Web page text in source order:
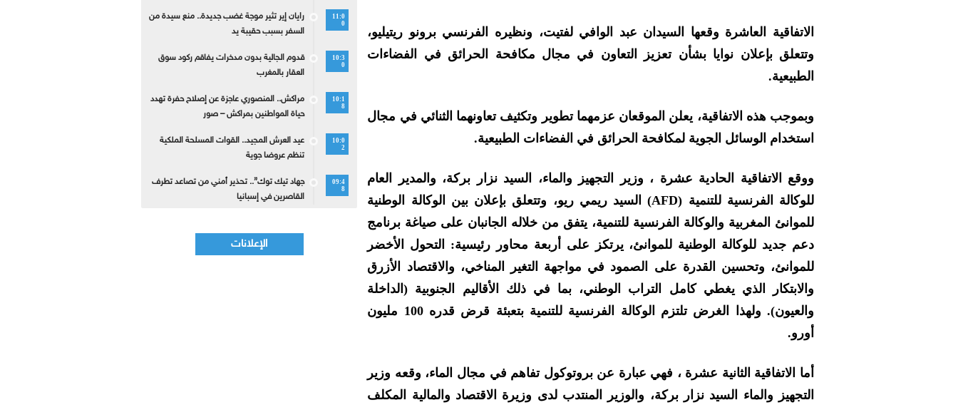
الاتفاقية العاشرة وقعها السيدان عبد الوافي لفتيت، ونظيره الفرنسي برونو ريتيليو،
وتتعلق بإعلان نوايا بشأن تعزيز التعاون في مجال مكافحة الحرائق في الفضاءات
الطبيعية.
وبموجب هذه الاتفاقية، يعلن الموقعان عزمهما تطوير وتكثيف تعاونهما الثنائي في مجال
استخدام الوسائل الجوية لمكافحة الحرائق في الفضاءات الطبيعية.
ووقع الاتفاقية الحادية عشرة ، وزير التجهيز والماء، السيد نزار بركة، والمدير العام
للوكالة الفرنسية للتنمية (AFD)‏ السيد ريمي ريو، وتتعلق بإعلان بين الوكالة الوطنية
للموانئ المغربية والوكالة الفرنسية للتنمية، يتفق من خلاله الجانبان على صياغة برنامج
دعم جديد للوكالة الوطنية للموانئ، يرتكز على أربعة محاور رئيسية: التحول الأخضر
للموانئ، وتحسين القدرة على الصمود في مواجهة التغير المناخي، والاقتصاد الأزرق
والابتكار الذي يغطي كامل التراب الوطني، بما في ذلك الأقاليم الجنوبية (الداخلة
والعيون). ولهذا الغرض تلتزم الوكالة الفرنسية للتنمية بتعبئة قرض قدره 100 مليون
أورو.
أما الاتفاقية الثانية عشرة ، فهي عبارة عن بروتوكول تفاهم في مجال الماء، وقعه وزير
التجهيز والماء السيد نزار بركة، والوزير المنتدب لدى وزيرة الاقتصاد والمالية المكلف
11:0
0
رايان إير تثير موجة غضب جديدة.. منع سيدة من
السفر بسبب حقيبة يد
10:3
0
قدوم الجالية بدون مدخرات يفاقم ركود سوق
العقار بالمغرب
10:1
8
مراكش.. المنصوري عاجزة عن إصلاح حفرة تهدد
حياة المواطنين بمراكش – صور
10:0
2
عيد العرش المجيد.. القوات المسلحة الملكية
تنظم عروضا جوية
09:4
8
جهاد تيك توك”.. تحذير أمني من تصاعد تطرف
القاصرين في إسبانيا
الإعلانات